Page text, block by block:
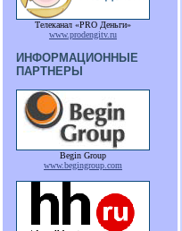
Телеканал «PRO Деньги»
www.prodengitv.ru
ИНФОРМАЦИОННЫЕ
ПАРТНЕРЫ
Begin Group
www.begingroup.com